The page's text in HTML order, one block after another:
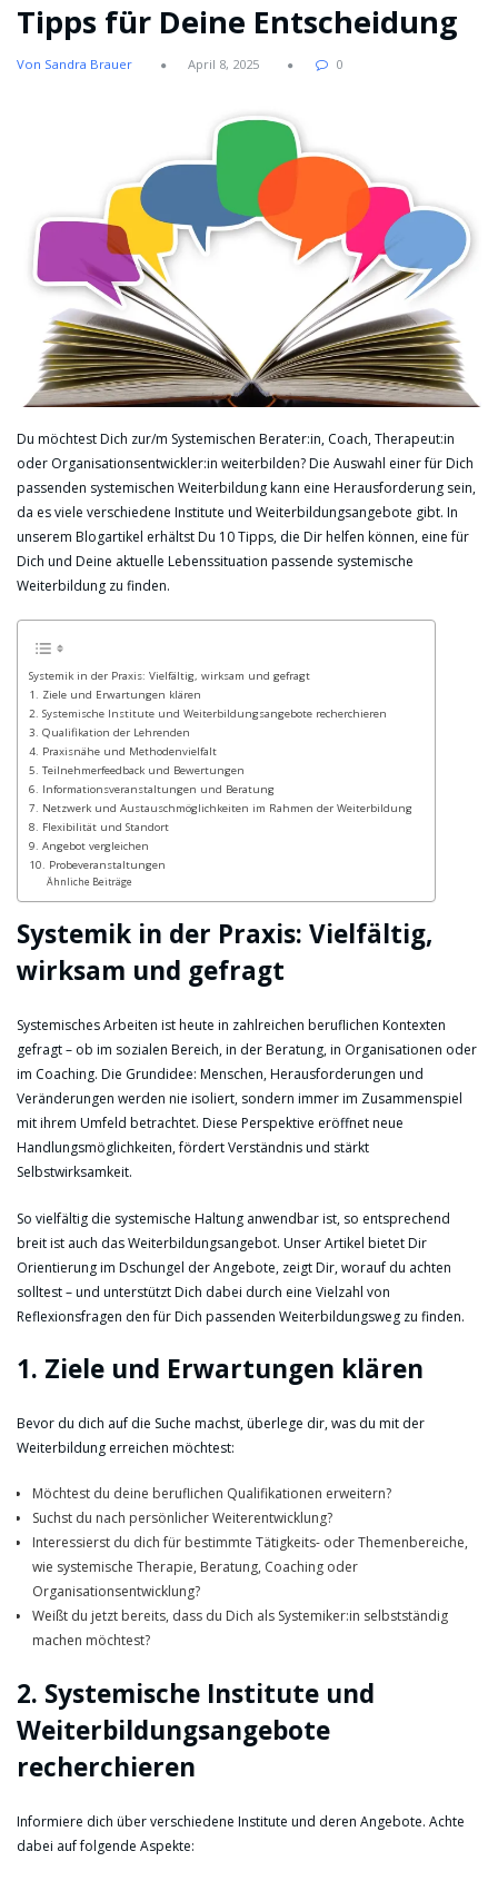
Tipps für Deine Entscheidung
Von Sandra Brauer April 8, 2025 0
Du möchtest Dich zur/m Systemischen Berater:in, Coach, Therapeut:in
oder Organisationsentwickler:in weiterbilden? Die Auswahl einer für Dich
passenden systemischen Weiterbildung kann eine Herausforderung sein,
da es viele verschiedene Institute und Weiterbildungsangebote gibt. In
unserem Blogartikel erhältst Du 10 Tipps, die Dir helfen können, eine für
Dich und Deine aktuelle Lebenssituation passende systemische
Weiterbildung zu finden.
Systemik in der Praxis: Vielfältig, wirksam und gefragt
1. Ziele und Erwartungen klären
2. Systemische Institute und Weiterbildungsangebote recherchieren
3. Qualifikation der Lehrenden
4. Praxisnähe und Methodenvielfalt
5. Teilnehmerfeedback und Bewertungen
6. Informationsveranstaltungen und Beratung
7. Netzwerk und Austauschmöglichkeiten im Rahmen der Weiterbildung
8. Flexibilität und Standort
9. Angebot vergleichen
10. Probeveranstaltungen
Ähnliche Beiträge
Systemik in der Praxis: Vielfältig,
wirksam und gefragt
Systemisches Arbeiten ist heute in zahlreichen beruflichen Kontexten
gefragt – ob im sozialen Bereich, in der Beratung, in Organisationen oder
im Coaching. Die Grundidee: Menschen, Herausforderungen und
Veränderungen werden nie isoliert, sondern immer im Zusammenspiel
mit ihrem Umfeld betrachtet. Diese Perspektive eröffnet neue
Handlungsmöglichkeiten, fördert Verständnis und stärkt
Selbstwirksamkeit.
So vielfältig die systemische Haltung anwendbar ist, so entsprechend
breit ist auch das Weiterbildungsangebot. Unser Artikel bietet Dir
Orientierung im Dschungel der Angebote, zeigt Dir, worauf du achten
solltest – und unterstützt Dich dabei durch eine Vielzahl von
Reflexionsfragen den für Dich passenden Weiterbildungsweg zu finden.
1. Ziele und Erwartungen klären
Bevor du dich auf die Suche machst, überlege dir, was du mit der
Weiterbildung erreichen möchtest:
Möchtest du deine beruflichen Qualifikationen erweitern?
Suchst du nach persönlicher Weiterentwicklung?
Interessierst du dich für bestimmte Tätigkeits- oder Themenbereiche,
wie systemische Therapie, Beratung, Coaching oder
Organisationsentwicklung?
Weißt du jetzt bereits, dass du Dich als Systemiker:in selbstständig
machen möchtest?
2. Systemische Institute und
Weiterbildungsangebote
recherchieren
Informiere dich über verschiedene Institute und deren Angebote. Achte
dabei auf folgende Aspekte: